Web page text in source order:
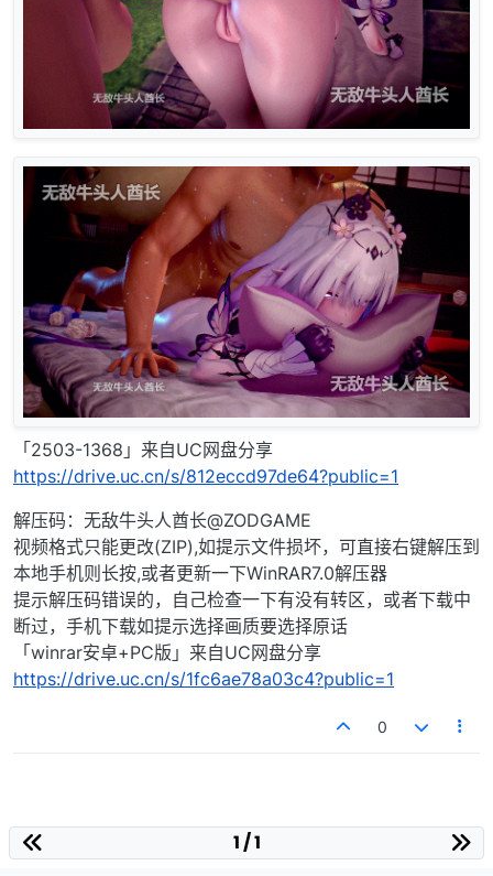
「2503-1368」来自UC网盘分享
https://drive.uc.cn/s/812eccd97de64?public=1
解压码：无敌牛头人酋长@ZODGAME
视频格式只能更改(ZIP),如提示文件损坏，可直接右键解压到
本地手机则长按,或者更新一下WinRAR7.0解压器
提示解压码错误的，自己检查一下有没有转区，或者下载中
断过，手机下载如提示选择画质要选择原话
「winrar安卓+PC版」来自UC网盘分享
https://drive.uc.cn/s/1fc6ae78a03c4?public=1
0
1 / 1